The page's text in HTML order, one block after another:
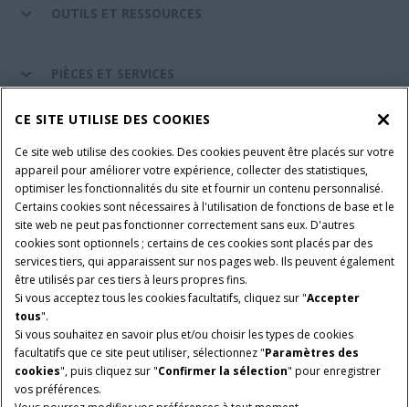
OUTILS ET RESSOURCES
PIÈCES ET SERVICES
Conditions générales d'utilisation
Avis de confidentialité
Mentions légales
Paramètres des cookies
Telematics avis de confidentialité
© 2026 CNH Industrial America LLC. All Rights Reserved. Case IH is a
trademark of CNH Industrial America LLC.
CE SITE UTILISE DES COOKIES
Ce site web utilise des cookies. Des cookies peuvent être placés sur votre
appareil pour améliorer votre expérience, collecter des statistiques,
optimiser les fonctionnalités du site et fournir un contenu personnalisé.
Certains cookies sont nécessaires à l'utilisation de fonctions de base et le
site web ne peut pas fonctionner correctement sans eux. D'autres
cookies sont optionnels ; certains de ces cookies sont placés par des
services tiers, qui apparaissent sur nos pages web. Ils peuvent également
être utilisés par ces tiers à leurs propres fins.
Si vous acceptez tous les cookies facultatifs, cliquez sur "Accepter
tous".
Si vous souhaitez en savoir plus et/ou choisir les types de cookies
facultatifs que ce site peut utiliser, sélectionnez "Paramètres des
cookies", puis cliquez sur "Confirmer la sélection" pour enregistrer
vos préférences.